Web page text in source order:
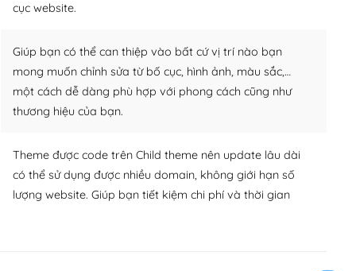
cục website.
Giúp bạn có thể can thiệp vào bất cứ vị trí nào bạn
mong muốn chỉnh sửa từ bố cục, hình ảnh, màu sắc,…
một cách dễ dàng phù hợp với phong cách cũng như
thương hiệu của bạn.
Theme được code trên Child theme nên update lâu dài
có thể sử dụng được nhiều domain, không giới hạn số
lượng website. Giúp bạn tiết kiệm chi phí và thời gian